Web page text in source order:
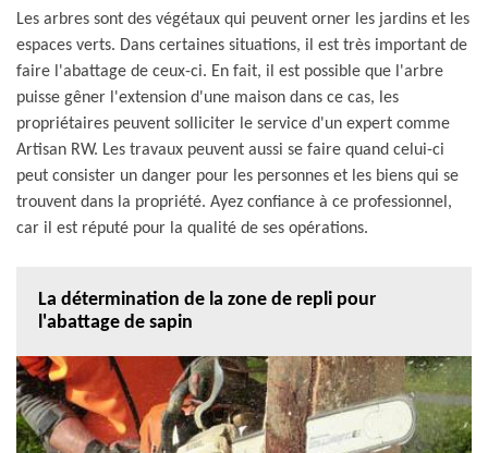
Les arbres sont des végétaux qui peuvent orner les jardins et les
espaces verts. Dans certaines situations, il est très important de
faire l'abattage de ceux-ci. En fait, il est possible que l'arbre
puisse gêner l'extension d'une maison dans ce cas, les
propriétaires peuvent solliciter le service d'un expert comme
Artisan RW. Les travaux peuvent aussi se faire quand celui-ci
peut consister un danger pour les personnes et les biens qui se
trouvent dans la propriété. Ayez confiance à ce professionnel,
car il est réputé pour la qualité de ses opérations.
La détermination de la zone de repli pour
l'abattage de sapin